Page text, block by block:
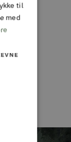
til
med